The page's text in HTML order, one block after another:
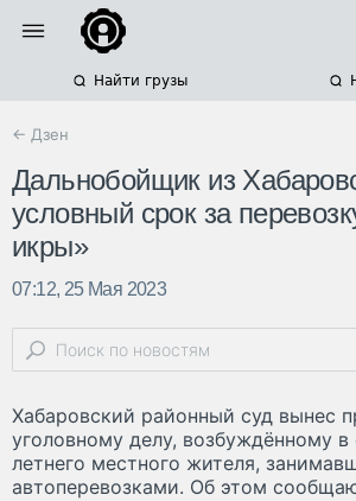
Найти грузы
← Дзен
Дальнобойщик из
условный срок за
икры»
07:12, 25 Мая 2023
Хабаровский районный суд вынес
уголовному делу, возбуждённому
летнего местного жителя,
автоперевозками. Об этом